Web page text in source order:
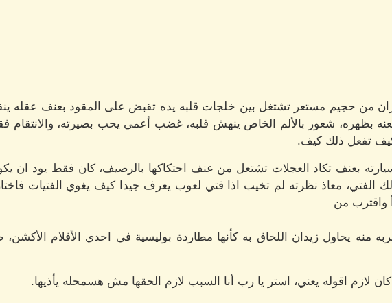
من حجيم مستعر تشتغل بين خلجات قلبه يده تقبض على المقود بعنف عقله ينفي
بظهره، شعور بالألم الخاص ينهش قلبه، غضب أعمي يحب بصيرته، والانتقام
كيف تفعل ذلك كيف.
بعنف تكاد العجلات تشتعل من عنف احتكاكها بالرصيف، كان فقط يود ان
الفتي، معاذ نظرته لم تخيب اذا فتي لعوب يعرف جيدا كيف يغوي الفتيات
واقترب من
منه يحاول زيدان اللحاق به كأنها مطاردة بوليسية في احدي الأفلام
لازم اقوله يعني، استر يا رب أنا السبب لازم الحقها مش هسمحله يأذيها.